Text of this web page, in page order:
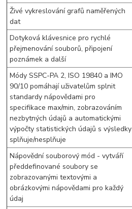
Živé vykreslování grafů naměřených
dat
Dotyková klávesnice pro rychlé
přejmenování souborů, připojení
poznámek a další
Módy SSPC-PA 2, ISO 19840 a IMO
90/10 pomáhají uživatelům splnit
standardy nápovědami pro
specifikace max/min, zobrazováním
nezbytných údajů a automatickými
výpočty statistických údajů s výsledky
splňuje/nesplňuje
Nápovědní souborový mód - vytváří
předdefinované soubory se
zobrazovanými textovými a
obrázkovými nápovědami pro každý
údaj